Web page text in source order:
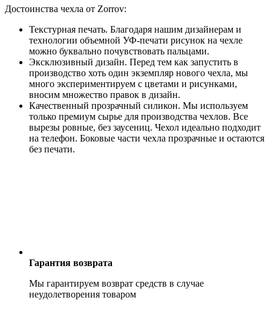
Достоинства чехла от Zorrov:
Текстурная печать. Благодаря нашим дизайнерам и
технологии объемной УФ-печати рисунок на чехле
можно буквально почувствовать пальцами.
Эксклюзивный дизайн. Перед тем как запустить в
производство хоть один экземпляр нового чехла, мы
много экспериментируем с цветами и рисунками,
вносим множество правок в дизайн.
Качественный прозрачный силикон. Мы используем
только премиум сырье для производства чехлов. Все
вырезы ровные, без заусениц. Чехол идеально подходит
на телефон. Боковые части чехла прозрачные и остаются
без печати.
Гарантия возврата
Мы гарантируем возврат средств в случае
неудолетворения товаром